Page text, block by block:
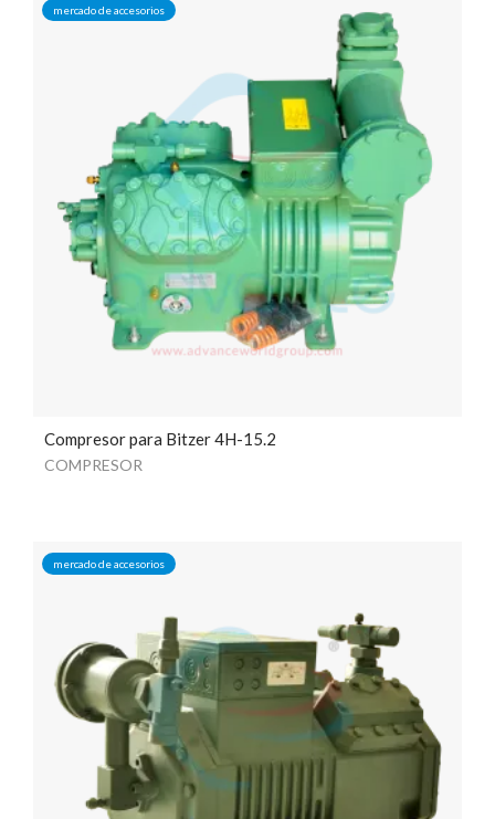
mercado de accesorios
Compresor para Bitzer 4H-15.2
COMPRESOR
mercado de accesorios